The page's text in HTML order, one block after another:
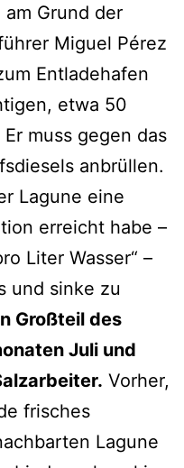
Grund der
Miguel Pérez
Entladehafen
etwa 50
muss gegen das
anbrüllen.
Lagune eine
erreicht habe –
Liter Wasser“ –
und sinke zu
Großteil des
Juli und
Vorher,
frisches
Lagune